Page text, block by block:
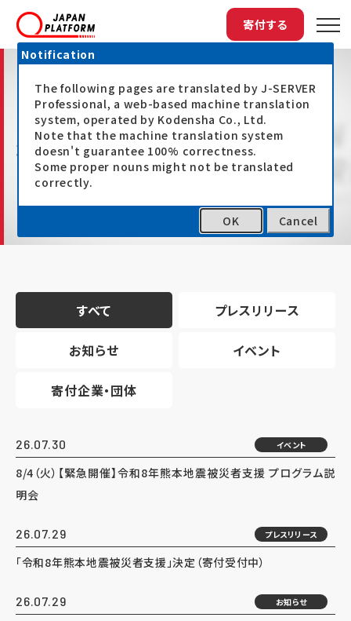
寄付する
最新情報
すべて プレスリリース
お知らせ イベント
寄付企業・団体
26.07.30 イベント
8/4（火）【緊急開催】令和8年熊本地震被災者支援 プログラム説
明会
26.07.29 プレスリリース
「令和8年熊本地震被災者支援」決定（寄付受付中）
26.07.29 お知らせ
Notification
The following pages are translated by J-SERVER
Professional, a web-based machine translation
system, operated by Kodensha Co., Ltd.
Note that the machine translation system
doesn't guarantee 100% correctness.
Some proper nouns might not be translated
correctly.
OK Cancel